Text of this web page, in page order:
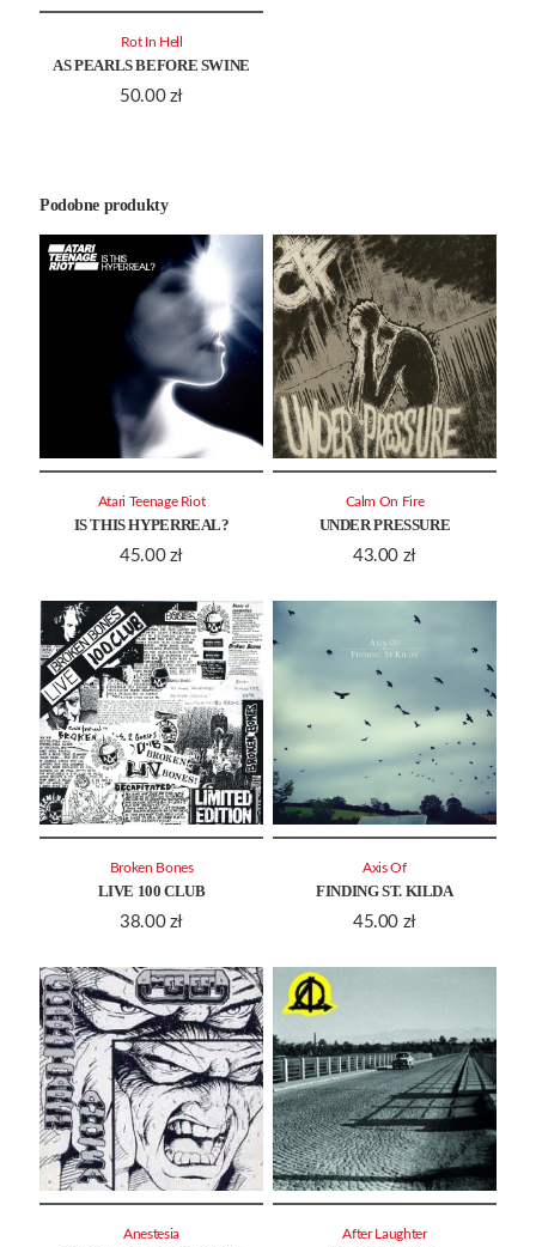
AS PEARLS BEFORE SWINE
50.00 zł
Rot In Hell
Podobne produkty
IS THIS HYPERREAL?
45.00 zł
Atari Teenage Riot
UNDER PRESSURE
43.00 zł
Calm On Fire
LIVE 100 CLUB
38.00 zł
Broken Bones
FINDING ST. KILDA
45.00 zł
Axis Of
Anestesia After Laughter